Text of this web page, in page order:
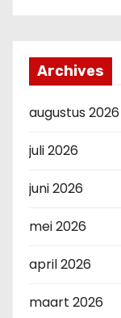
Archives
augustus 2026
juli 2026
juni 2026
mei 2026
april 2026
maart 2026